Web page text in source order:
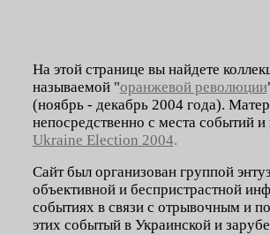
На этой странице вы найдете
называемой "оранжевой революции
(ноябрь - декабрь 2004 года).
непосредственно с места событий
Ukraine Election 2004.
Сайт был организован группой
объективной и беспристрастной
событиях в связи с отрывочным и
этих событый в Украинской и